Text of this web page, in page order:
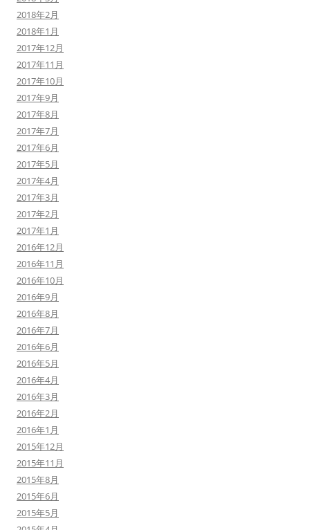
2018年2月
2018年1月
2017年12月
2017年11月
2017年10月
2017年9月
2017年8月
2017年7月
2017年6月
2017年5月
2017年4月
2017年3月
2017年2月
2017年1月
2016年12月
2016年11月
2016年10月
2016年9月
2016年8月
2016年7月
2016年6月
2016年5月
2016年4月
2016年3月
2016年2月
2016年1月
2015年12月
2015年11月
2015年8月
2015年6月
2015年5月